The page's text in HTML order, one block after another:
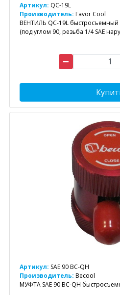
Артикул: QC-19L
Производитель: Favor Cool
ВЕНТИЛЬ QC-19L
(под углом 90, резьба 1/4 SAE
Артикул: SAE 90 BC-QH
Производитель: Becool
МУФТА SAE 90 BC-QH